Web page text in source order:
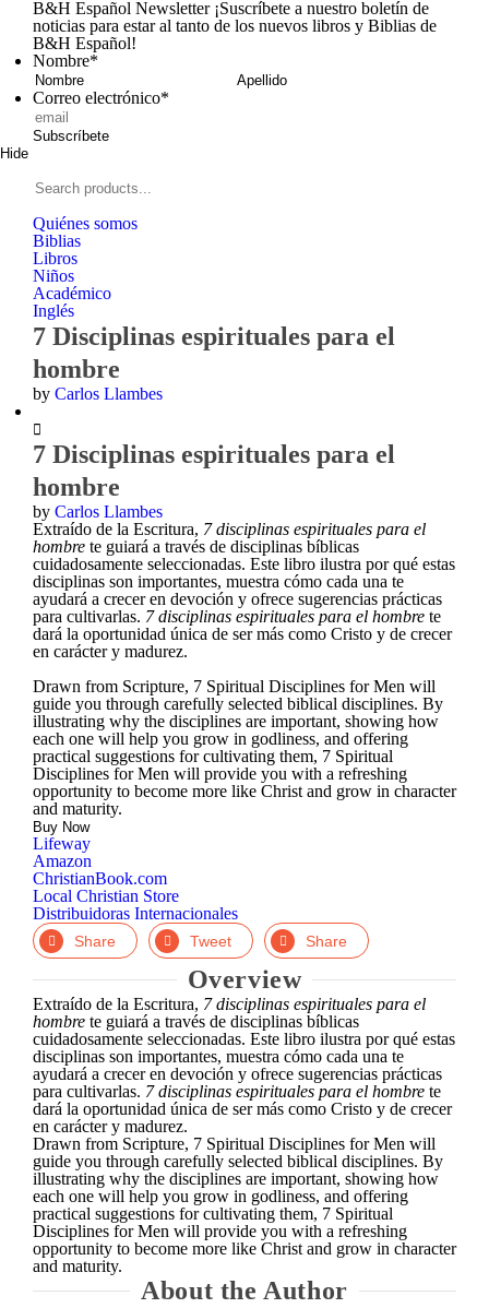
B&H Español Newsletter ¡Suscríbete a nuestro boletín de
noticias para estar al tanto de los nuevos libros y Biblias de
B&H Español!
Nombre*
Nombre
Correo electrónico*
Subscríbete
Hide
Español
Quiénes somos
Biblias
Libros
Niños
Académico
Inglés
7 Disciplinas espirituales para el
hombre
by Carlos Llambes
Zoom
In
7 Disciplinas espirituales para el
hombre
by Carlos Llambes
Extraído de la Escritura, 7 disciplinas espirituales para el
hombre te guiará a través de disciplinas bíblicas
cuidadosamente seleccionadas. Este libro ilustra por qué estas
disciplinas son importantes, muestra cómo cada una te
ayudará a crecer en devoción y ofrece sugerencias prácticas
para cultivarlas. 7 disciplinas espirituales para el hombre te
dará la oportunidad única de ser más como Cristo y de crecer
en carácter y madurez.
Drawn from Scripture, 7 Spiritual Disciplines for Men will
guide you through carefully selected biblical disciplines. By
illustrating why the disciplines are important, showing how
each one will help you grow in godliness, and offering
practical suggestions for cultivating them, 7 Spiritual
Disciplines for Men will provide you with a refreshing
opportunity to become more like Christ and grow in character
and maturity.
Buy Now
Lifeway
Amazon
ChristianBook.com
Local Christian Store
Distribuidoras Internacionales
Facebook Twitter LinkedIn
Overview
Extraído de la Escritura, 7 disciplinas espirituales para el
hombre te guiará a través de disciplinas bíblicas
cuidadosamente seleccionadas. Este libro ilustra por qué estas
disciplinas son importantes, muestra cómo cada una te
ayudará a crecer en devoción y ofrece sugerencias prácticas
para cultivarlas. 7 disciplinas espirituales para el hombre te
dará la oportunidad única de ser más como Cristo y de crecer
en carácter y madurez.
Drawn from Scripture, 7 Spiritual Disciplines for Men will
guide you through carefully selected biblical disciplines. By
illustrating why the disciplines are important, showing how
each one will help you grow in godliness, and offering
practical suggestions for cultivating them, 7 Spiritual
Disciplines for Men will provide you with a refreshing
opportunity to become more like Christ and grow in character
and maturity.
About the Author